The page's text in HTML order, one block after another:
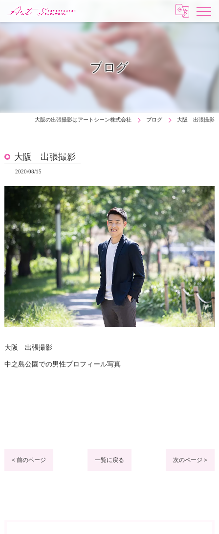
ブログ
大阪の出張撮影はアートシーン株式会社 ブログ 大阪 出張撮影
大阪 出張撮影
2020/08/15
大阪 出張撮影
中之島公園での男性プロフィール写真
< 前のページ 一覧に戻る 次のページ >